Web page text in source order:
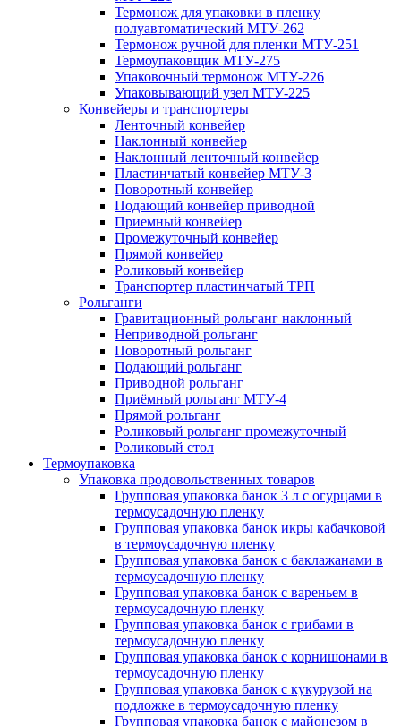
Термонож для упаковки в пленку
полуавтоматический МТУ-262
Термонож ручной для пленки МТУ-251
Термоупаковщик МТУ-275
Упаковочный термонож МТУ-226
Упаковывающий узел МТУ-225
Конвейеры и транспортеры
Ленточный конвейер
Наклонный конвейер
Наклонный ленточный конвейер
Пластинчатый конвейер МТУ-3
Поворотный конвейер
Подающий конвейер приводной
Приемный конвейер
Промежуточный конвейер
Прямой конвейер
Роликовый конвейер
Транспортер пластинчатый ТРП
Рольганги
Гравитационный рольганг наклонный
Неприводной рольганг
Поворотный рольганг
Подающий рольганг
Приводной рольганг
Приёмный рольганг МТУ-4
Прямой рольганг
Роликовый рольганг промежуточный
Роликовый стол
Термоупаковка
Упаковка продовольственных товаров
Групповая упаковка банок 3 л с огурцами в
термоусадочную пленку
Групповая упаковка банок икры кабачковой
в термоусадочную пленку
Групповая упаковка банок с баклажанами в
термоусадочную пленку
Групповая упаковка банок с вареньем в
термоусадочную пленку
Групповая упаковка банок с грибами в
термоусадочную пленку
Групповая упаковка банок с корнишонами в
термоусадочную пленку
Групповая упаковка банок с кукурузой на
подложке в термоусадочную пленку
Групповая упаковка банок с майонезом в